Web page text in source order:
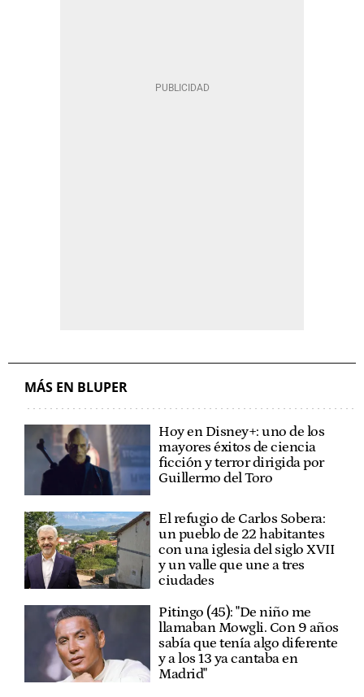
MÁS EN BLUPER
Hoy en Disney+: uno de los
mayores éxitos de ciencia
ficción y terror dirigida por
Guillermo del Toro
El refugio de Carlos Sobera:
un pueblo de 22 habitantes
con una iglesia del siglo XVII
y un valle que une a tres
ciudades
Pitingo (45): "De niño me
llamaban Mowgli. Con 9 años
sabía que tenía algo diferente
y a los 13 ya cantaba en
Madrid"